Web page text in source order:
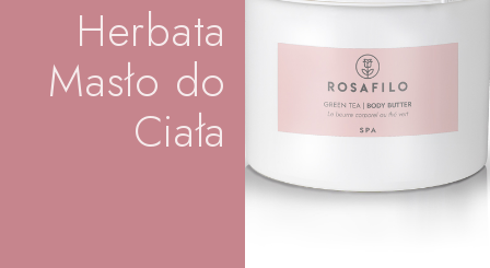
Herbata
Masło do
Ciała